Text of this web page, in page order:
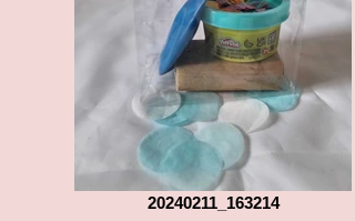
20240211_163214